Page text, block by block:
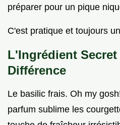
préparer pour un pique
C'est pratique et toujours
L'Ingrédient
Différence
Le basilic frais. Oh my
parfum sublime les